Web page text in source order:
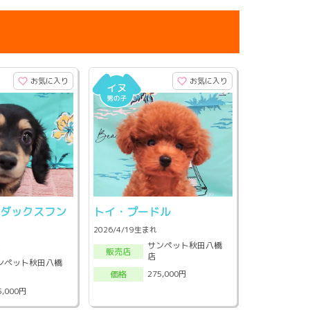
お気に入り
ックスフン
ペット秋田八橋
円
お気に入り
トイ・プードル
2026/4/19生まれ
販売店
サンペット秋田八橋
店
価格
275,000円